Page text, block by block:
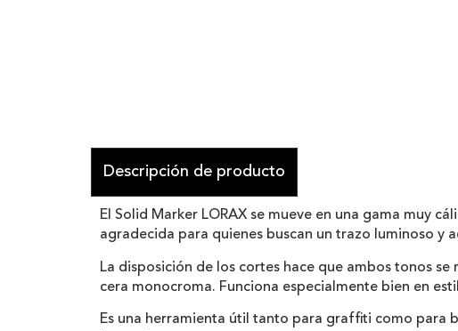
Descripción de producto
El Solid Marker LORAX se mueve en una gama muy
agradecida para quienes buscan un trazo luminoso y
La disposición de los cortes hace que ambos tonos
cera monocroma. Funciona especialmente bien en
Es una herramienta útil tanto para graffiti como para